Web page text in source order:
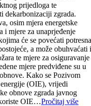
prijedloga te
dekarbonizaciji zgrada.
osim mjera energetske
i mjere za unaprjeđenje
će se povećati
a može obuhvaćati
te mjere za osiguravanje
mjere predviđene su u
Kako se Pozivom
(OIE), vrijedi
obnove zgrada javnog
koriste OIE…Pročitaj više